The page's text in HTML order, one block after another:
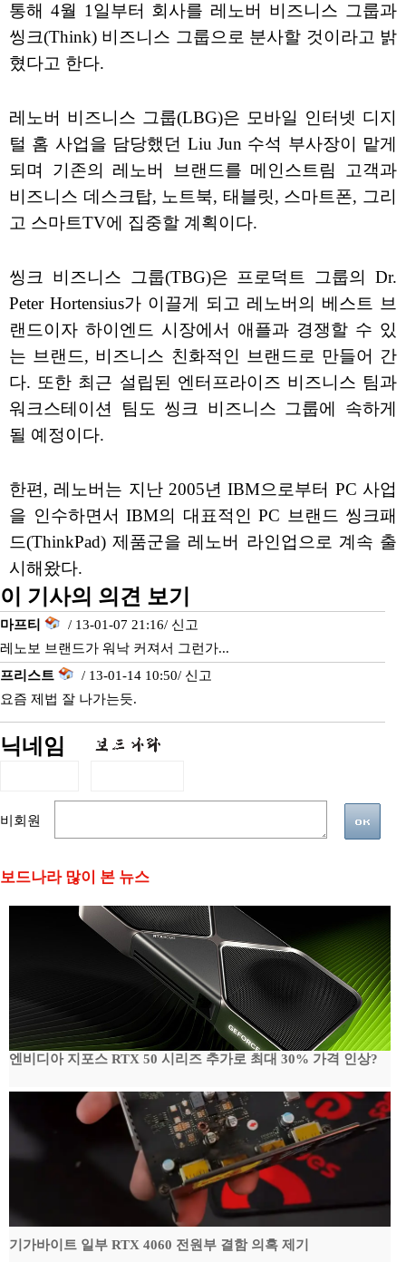
통해 4월 1일부터 회사를 레노버 비즈니스 그룹과
씽크(Think) 비즈니스 그룹으로 분사할 것이라고 밝
혔다고 한다.
레노버 비즈니스 그룹(LBG)은 모바일 인터넷 디지
털 홈 사업을 담당했던 Liu Jun 수석 부사장이 맡게
되며 기존의 레노버 브랜드를 메인스트림 고객과
비즈니스 데스크탑, 노트북, 태블릿, 스마트폰, 그리
고 스마트TV에 집중할 계획이다.
씽크 비즈니스 그룹(TBG)은 프로덕트 그룹의 Dr.
Peter Hortensius가 이끌게 되고 레노버의 베스트 브
랜드이자 하이엔드 시장에서 애플과 경쟁할 수 있
는 브랜드, 비즈니스 친화적인 브랜드로 만들어 간
다. 또한 최근 설립된 엔터프라이즈 비즈니스 팀과
워크스테이션 팀도 씽크 비즈니스 그룹에 속하게
될 예정이다.
한편, 레노버는 지난 2005년 IBM으로부터 PC 사업
을 인수하면서 IBM의 대표적인 PC 브랜드 씽크패
드(ThinkPad) 제품군을 레노버 라인업으로 계속 출
시해왔다.
이 기사의 의견 보기
마프티 / 13-01-07 21:16/ 신고
레노보 브랜드가 워낙 커져서 그런가...
프리스트
/ 13-01-14 10:50/ 신고
요즘 제법 잘 나가는듯.
닉네임
비회원
보드나라 많이 본 뉴스
엔비디아 지포스 RTX 50 시리즈 추가로 최대 30% 가격 인상?
기가바이트 일부 RTX 4060 전원부 결함 의혹 제기